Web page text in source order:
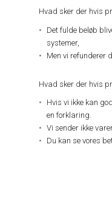
Hvad sker der hvis
Det fulde beløb
systemer,
Men vi refunderer
Hvad sker der hvis
Hvis vi ikke kan
en forklaring.
Vi sender ikke
Du kan se vores